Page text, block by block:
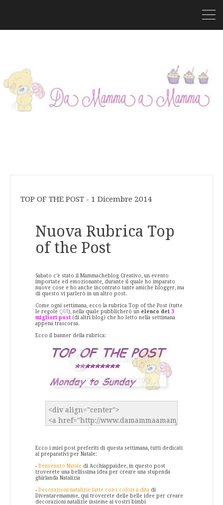
TOP OF THE POST - 1 Dicembre 2014
Nuova Rubrica Top
of the Post
Sabato c'è stato il Mammacheblog Creativo, un evento
importate ed emozionante, durante il quale ho imparato
nuove cose e ho anche incontrato tante amiche blogger, ma
di questo vi parlerò in un altro post.
Come ogni settimana, ecco la rubrica Top of the Post (tutte
le regole QUI), nella quale pubblicherò un elenco dei 3
migliori post (di altri blog) che ho letto nella settimana
appena trascorsa.
Ecco il banner della rubrica:
Ecco i miei post preferiti di questa settimana, tutti dedicati
ai preparativi per Natale:
- Benvenuto Natale di Acchiappaidee, in questo post
troverete una bellissima idea per creare una stupenda
ghirlanda Natalizia
- Decorazioni natalizie fatte con i colori a dita di
Diventaremamme, qui troverete delle belle idee per creare
decorazioni natalizie insieme ai vostri bimbi